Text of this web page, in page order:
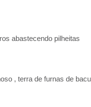
abastecendo pilheitas
, terra de furnas de